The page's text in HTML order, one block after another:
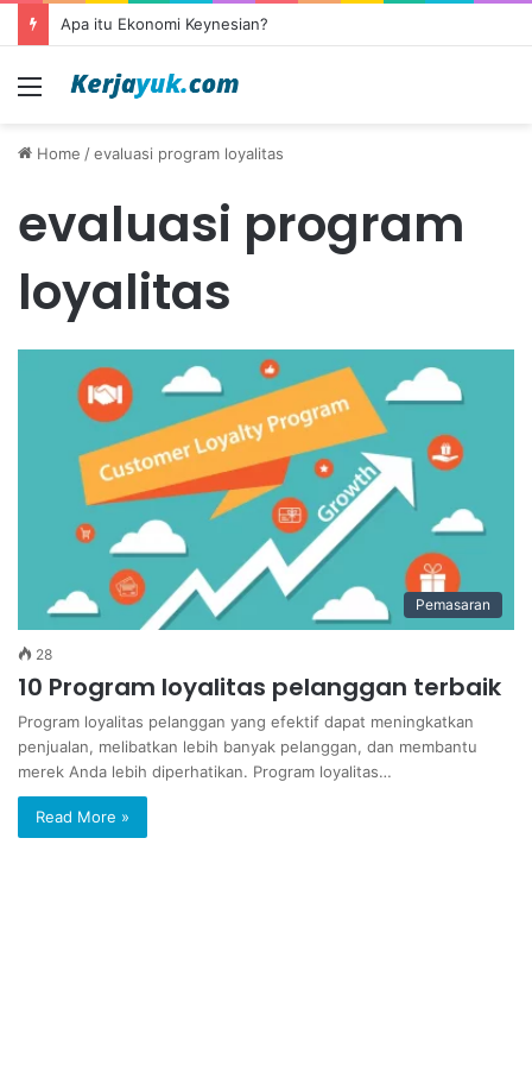
Apa itu Ekonomi Keynesian?
Menu
Home /evaluasi program loyalitas
evaluasi program
loyalitas
Pemasaran
28
10 Program loyalitas pelanggan terbaik
Program loyalitas pelanggan yang efektif dapat meningkatkan
penjualan, melibatkan lebih banyak pelanggan, dan membantu
merek Anda lebih diperhatikan. Program loyalitas…
Read More »